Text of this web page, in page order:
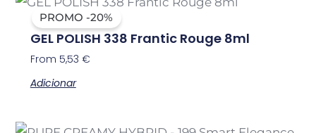
PROMO -20%
GEL POLISH 338 Frantic Rouge 8ml
From 5,53 €
Adicionar